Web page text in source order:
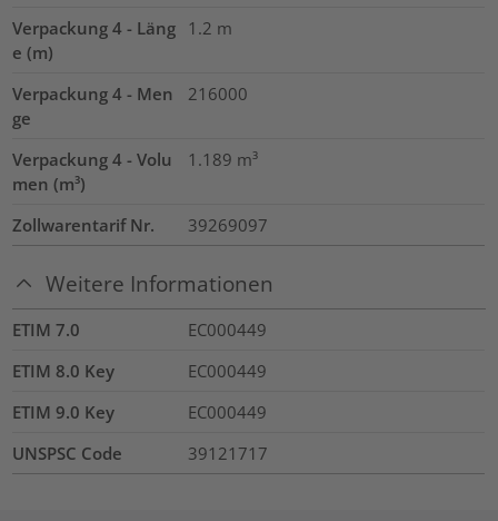
Verpackung 4 - Läng
e (m)
1.2 m
Verpackung 4 - Men
ge
216000
Verpackung 4 - Volu
men (m³)
1.189 m³
Zollwarentarif Nr. 39269097
Weitere Informationen
ETIM 7.0
EC000449
ETIM 8.0 Key
EC000449
ETIM 9.0 Key
EC000449
UNSPSC Code
39121717